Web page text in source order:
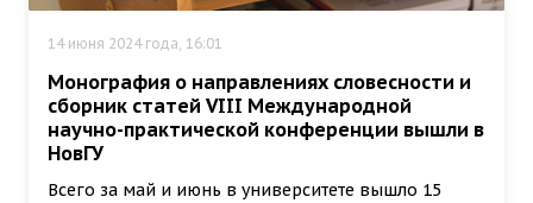
14 июня 2024 года, 16:01
Монография о направлениях словесности и
сборник статей VIII Международной
научно-практической конференции вышли в
НовГУ
Всего за май и июнь в университете вышло 15